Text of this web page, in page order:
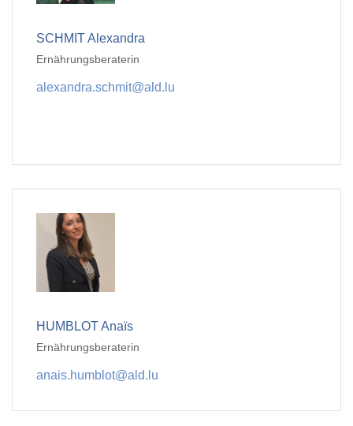
SCHMIT Alexandra
Ernährungsberaterin
alexandra.schmit@ald.lu
HUMBLOT Anaïs
Ernährungsberaterin
anais.humblot@ald.lu